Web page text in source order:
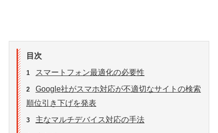
目次
1 スマートフォン最適化の必要性
2
Google社がスマホ対応が不適切なサイトの検索
順位引き下げを発表
3 主なマルチデバイス対応の手法